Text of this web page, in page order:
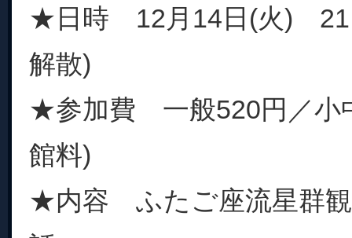
★日時 12月14日(火)
解散)
★参加費 一般520円／小
館料)
★内容 ふたご座流星群観